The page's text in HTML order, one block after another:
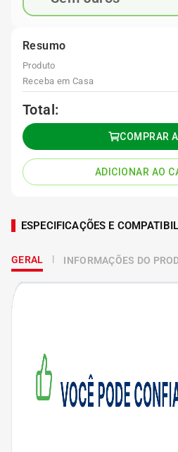
Resumo
Produto
Receba em Casa
Total:
COMPRAR
ADICIONAR AO
ESPECIFICAÇÕES E
GERAL INFORMAÇÕES DO